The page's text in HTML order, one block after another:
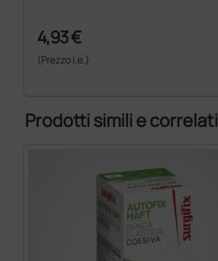
4,93 €
(Prezzo i.e.)
Prodotti simili e correlati